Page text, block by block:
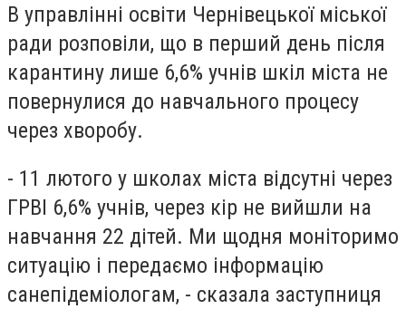
В управлінні освіти Чернівецької міської
ради розповіли, що в перший день після
карантину лише 6,6% учнів шкіл міста не
повернулися до навчального процесу
через хворобу.
- 11 лютого у школах міста відсутні через
ГРВІ 6,6% учнів, через кір не вийшли на
навчання 22 дітей. Ми щодня моніторимо
ситуацію і передаємо інформацію
санепідеміологам, - сказала заступниця